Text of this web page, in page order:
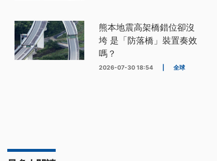
熊本地震高架橋錯位卻沒
垮 是「防落橋」裝置奏效
嗎？
2026-07-30 18:54 全球